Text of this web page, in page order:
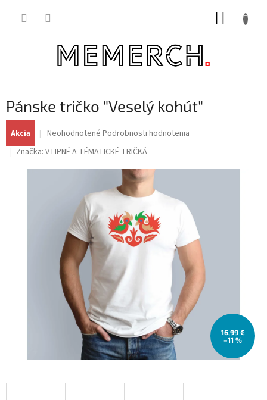
Pánske tričko "Veselý kohút"
Akcia
Priemerné
produktu
je
hviezdičiek.
Neohodnotené Podrobnosti hodnotenia
Značka: VTIPNÉ A TÉMATICKÉ TRIČKÁ
16,99 €
–11 %